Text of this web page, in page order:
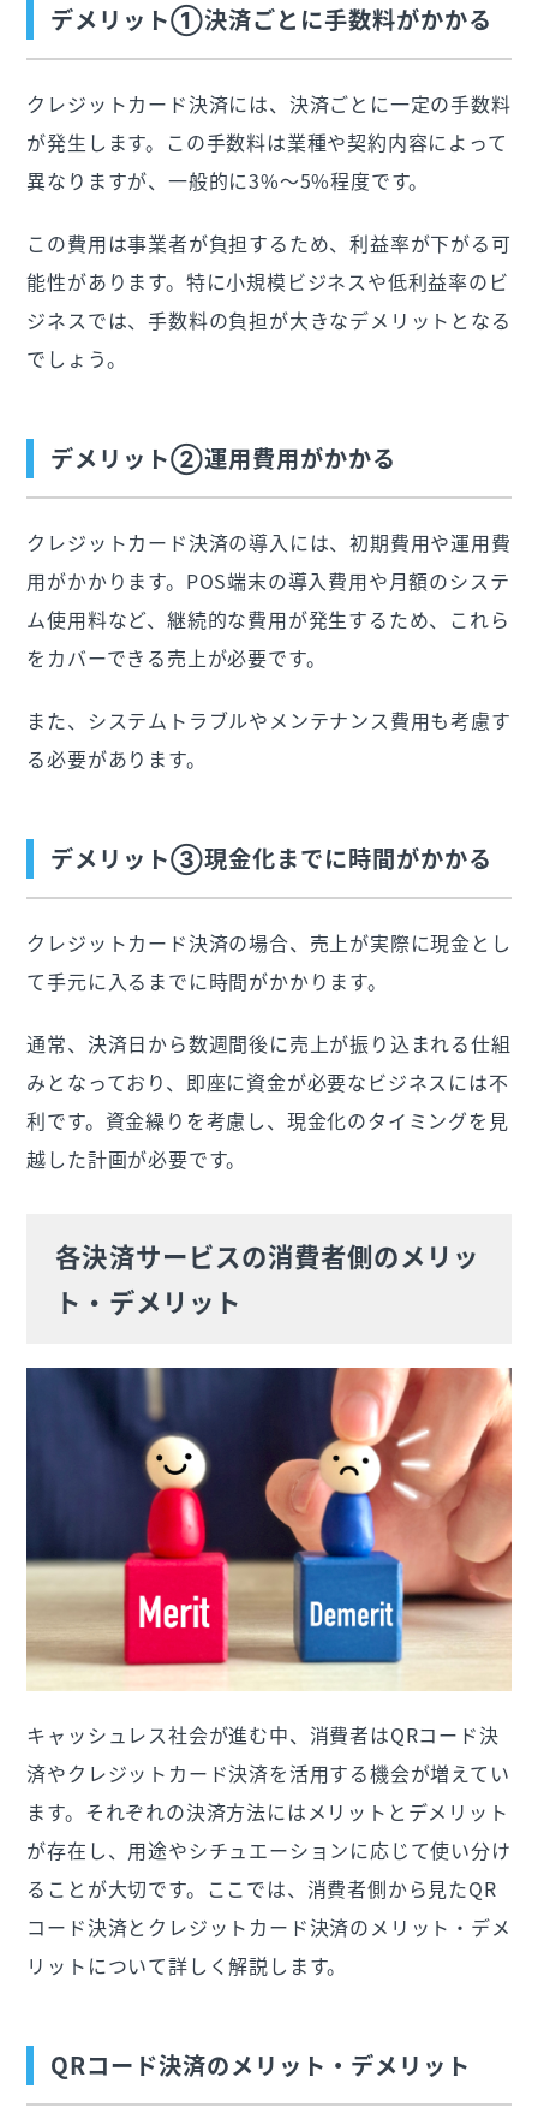
デメリット①決済ごとに手数料がかかる
クレジットカード決済には、決済ごとに一定の手数料
が発生します。この手数料は業種や契約内容によって
異なりますが、一般的に3%〜5%程度です。
この費用は事業者が負担するため、利益率が下がる可
能性があります。特に小規模ビジネスや低利益率のビ
ジネスでは、手数料の負担が大きなデメリットとなる
でしょう。
デメリット②運用費用がかかる
クレジットカード決済の導入には、初期費用や運用費
用がかかります。POS端末の導入費用や月額のシステ
ム使用料など、継続的な費用が発生するため、これら
をカバーできる売上が必要です。
また、システムトラブルやメンテナンス費用も考慮す
る必要があります。
デメリット③現金化までに時間がかかる
クレジットカード決済の場合、売上が実際に現金とし
て手元に入るまでに時間がかかります。
通常、決済日から数週間後に売上が振り込まれる仕組
みとなっており、即座に資金が必要なビジネスには不
利です。資金繰りを考慮し、現金化のタイミングを見
越した計画が必要です。
各決済サービスの消費者側のメリッ
ト・デメリット
キャッシュレス社会が進む中、消費者はQRコード決
済やクレジットカード決済を活用する機会が増えてい
ます。それぞれの決済方法にはメリットとデメリット
が存在し、用途やシチュエーションに応じて使い分け
ることが大切です。ここでは、消費者側から見たQR
コード決済とクレジットカード決済のメリット・デメ
リットについて詳しく解説します。
QRコード決済のメリット・デメリット